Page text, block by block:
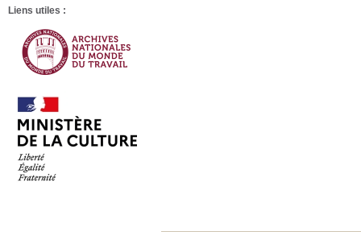
Liens utiles :